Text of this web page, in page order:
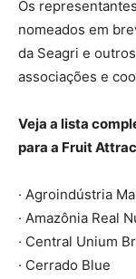
Os
nomeados em
da Seagri e
associações e
Veja a lista
para a Fruit
· Agroindústria
· Amazônia Real
· Central Unium
· Cerrado Blue